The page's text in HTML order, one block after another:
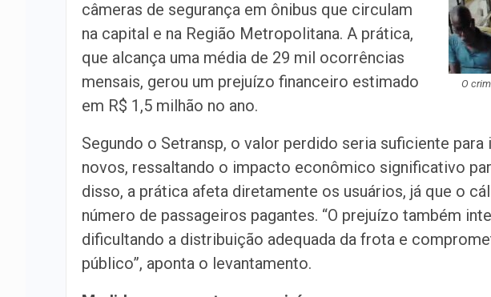
O
câmeras de segurança em ônibus que circulam
na capital e na Região Metropolitana. A prática,
que alcança uma média de 29 mil ocorrências
mensais, gerou um prejuízo financeiro estimado
em R$ 1,5 milhão no ano.
Segundo o Setransp, o valor perdido seria suficiente
novos, ressaltando o impacto econômico significativo
disso, a prática afeta diretamente os usuários, já que o
número de passageiros pagantes. “O prejuízo também
dificultando a distribuição adequada da frota e
público”, aponta o levantamento.